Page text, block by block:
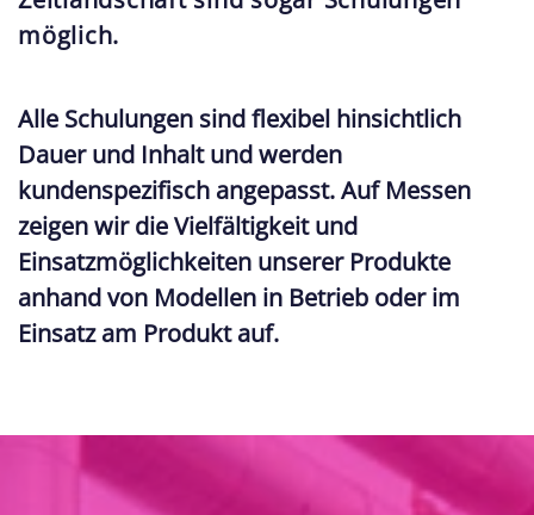
möglich.
Alle Schulungen sind flexibel hinsichtlich
Dauer und Inhalt und werden
kundenspezifisch angepasst. Auf Messen
zeigen wir die Vielfältigkeit und
Einsatzmöglichkeiten unserer Produkte
anhand von Modellen in Betrieb oder im
Einsatz am Produkt auf.